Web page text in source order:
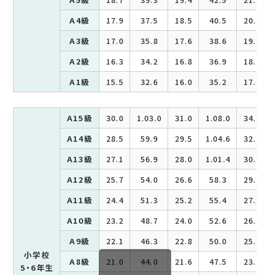
A4級
17.9 37.5 18.5 40.5
20.3
A3級
17.0 35.8 17.6 38.6
19.3
A2級
16.3 34.2 16.8 36.9
18.4
A1級
15.5 32.6 16.0 35.2 17.6
小学校
5・6年生
A15級 30.0 1.03.0 31.0 1.08.0
34.0
A14級
28.5 59.9 29.5 1.04.6
32.3
A13級
27.1 56.9 28.0 1.01.4
30.7
A12級
25.7 54.0 26.6 58.3
29.2
A11級
24.4 51.3 25.2 55.4
27.7
A10級
23.2 48.7 24.0 52.6
26.3
A9級
22.1 46.3 22.8 50.0
25.0
A8級
21.0 44.0 21.6 47.5
23.7